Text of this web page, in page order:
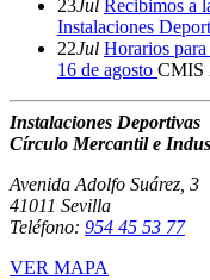
23Jul Recibimos a
Instalaciones
22Jul Horarios
16 de agosto CMIS
Instalaciones Deportivas
Círculo Mercantil e
Avenida Adolfo Suárez, 3
41011 Sevilla
Teléfono: 954 45 53 77
VER MAPA